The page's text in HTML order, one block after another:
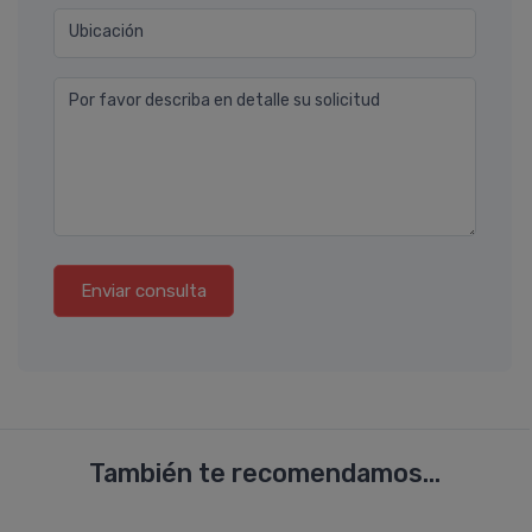
Ubicación
Por favor describa en detalle su solicitud
Enviar consulta
También te recomendamos...